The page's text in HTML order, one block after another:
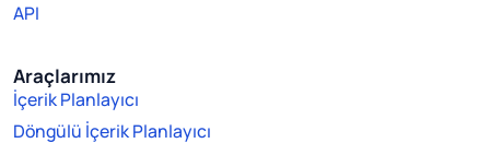
API
Araçlarımız
İçerik Planlayıcı
Döngülü İçerik Planlayıcı